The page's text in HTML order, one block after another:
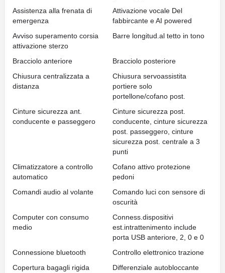
Assistenza alla frenata di
emergenza
Attivazione vocale Del
fabbircante e AI powered
Avviso superamento corsia
attivazione sterzo
Barre longitud.al tetto in tono
Bracciolo anteriore
Bracciolo posteriore
Chiusura centralizzata a
distanza
Chiusura servoassistita
portiere solo
portellone/cofano post.
Cinture sicurezza ant.
conducente e passeggero
Cinture sicurezza post.
conducente, cinture sicurezza
post. passeggero, cinture
sicurezza post. centrale a 3
punti
Climatizzatore a controllo
automatico
Cofano attivo protezione
pedoni
Comandi audio al volante
Comando luci con sensore di
oscurità
Computer con consumo
medio
Conness.dispositivi
est.intrattenimento include
porta USB anteriore, 2, 0 e 0
Connessione bluetooth
Controllo elettronico trazione
Copertura bagagli rigida
Differenziale autobloccante